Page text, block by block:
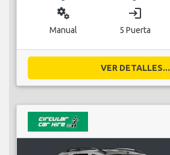
miscellaneous_services
Manual
login
5 Puerta
VER DETALLES...